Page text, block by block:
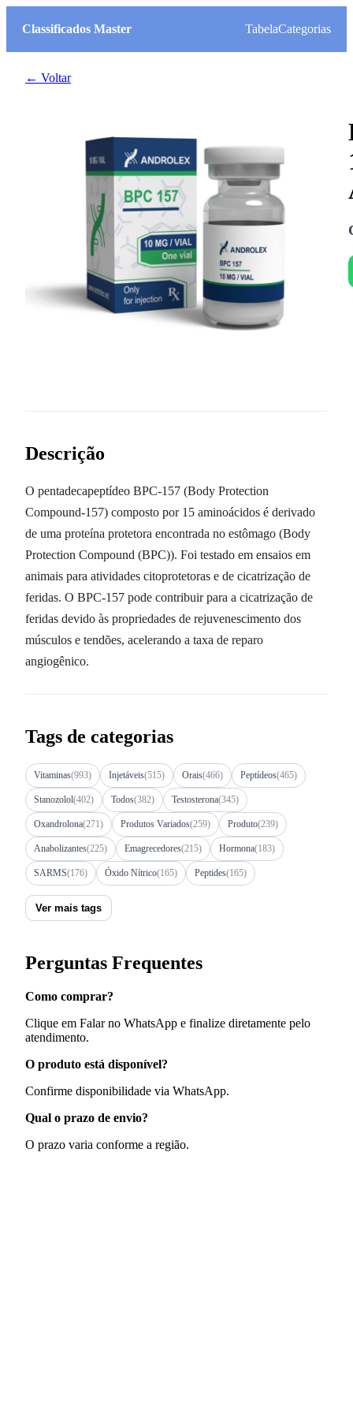
Classificados Master TabelaCategorias
← Voltar
Descrição
O pentadecapeptídeo BPC-157 (Body Protection
Compound-157) composto por 15 aminoácidos é derivado
de uma proteína protetora encontrada no estômago (Body
Protection Compound (BPC)). Foi testado em ensaios em
animais para atividades citoprotetoras e de cicatrização de
feridas. O BPC-157 pode contribuir para a cicatrização de
feridas devido às propriedades de rejuvenescimento dos
músculos e tendões, acelerando a taxa de reparo
angiogênico.
Tags de categorias
Vitaminas(993) Injetáveis(515) Orais(466) Peptídeos(465)
Stanozolol(402) Todos(382) Testosterona(345)
Oxandrolona(271) Produtos Variados(259) Produto(239)
Anabolizantes(225) Emagrecedores(215) Hormona(183)
SARMS(176) Óxido Nítrico(165) Peptides(165)
Ver mais tags
Perguntas Frequentes
Como comprar?
Clique em Falar no WhatsApp e finalize diretamente pelo
atendimento.
O produto está disponível?
Confirme disponibilidade via WhatsApp.
Qual o prazo de envio?
O prazo varia conforme a região.